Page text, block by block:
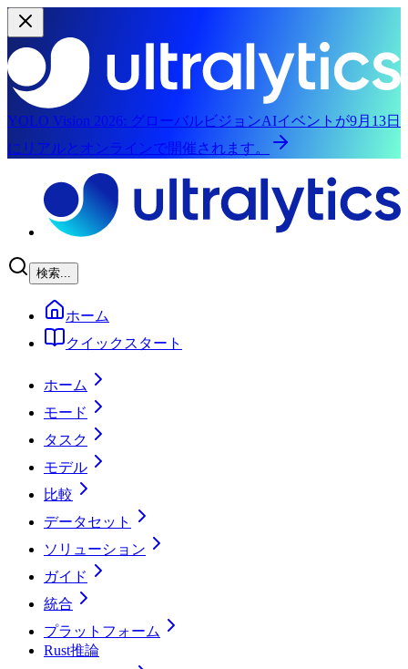
YOLO Vision 2026: グローバルビジョンAIイベントが9月13日
にリアルとオンラインで開催されます。
検索...
ホーム
クイックスタート
ホーム
モード
タスク
モデル
比較
データセット
ソリューション
ガイド
統合
プラットフォーム
Rust推論